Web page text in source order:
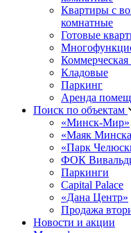
Квартиры с
комнатные
Готовые
Кладовые
Паркинг
Аренда
Поиск по объектам
«Минск-Мир»
«Маяк
«Парк
ФОК
Паркинги
Capital Palace
«Дана Центр»
Продажа
Новости и акции